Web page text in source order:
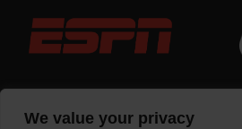
We value your privacy